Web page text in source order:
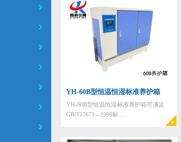
YH-60B型恒温恒湿标准养护箱
YH-60B型恒温恒湿标准养护箱可满足
GB/T17671—1999标…